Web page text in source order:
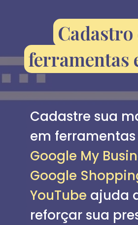
Cadastro
ferramentas
Cadastro
ferramentas
Cadastre sua
em
Google My
Google
YouTube ajuda
reforçar sua
Cadastre sua
Google My
Google
YouTube ajuda
reforçar sua